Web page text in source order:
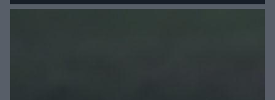
"MasterChefa"